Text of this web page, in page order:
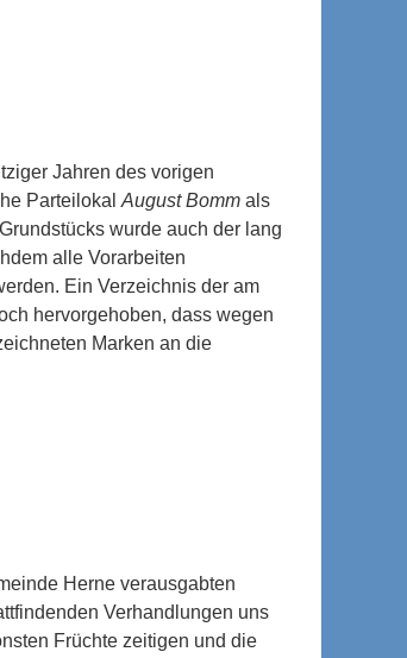
Jahren des vorigen
Parteilokal August Bomm als
wurde auch der lang
alle Vorarbeiten
Ein Verzeichnis der am
hervorgehoben, dass wegen
Marken an die
Herne verausgabten
Verhandlungen uns
Früchte zeitigen und die